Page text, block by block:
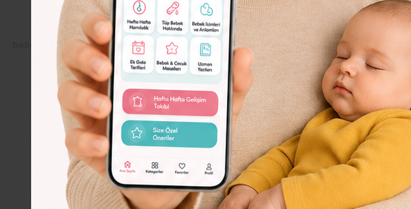
Sizin İçin Beslenme & Diyet Uskumru Zeytinyağlı: Geleneksel Bir Lezzet